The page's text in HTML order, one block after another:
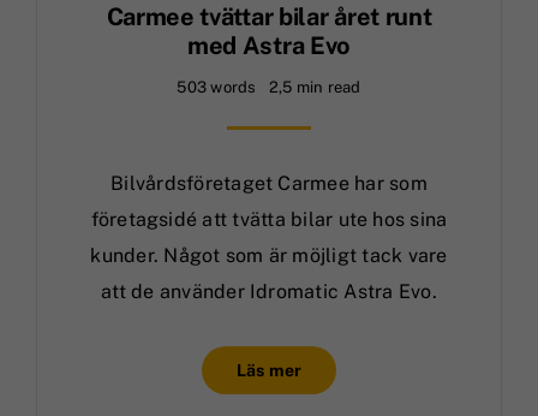
Carmee tvättar bilar året runt
med Astra Evo
503 words 2,5 min read
Bilvårdsföretaget Carmee har som
företagsidé att tvätta bilar ute hos sina
kunder. Något som är möjligt tack vare
att de använder Idromatic Astra Evo.
Läs mer